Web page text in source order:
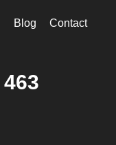
Blog Contact